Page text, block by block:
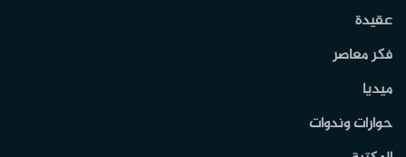
عقيدة
فكر معاصر
ميديا
حوارات وندوات